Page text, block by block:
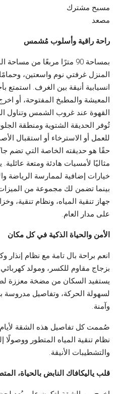
مسبح مشترك
مصعد
راحة راقية وأسلوب مُشمس
بمساحة 90 مترًا مربعًا من
المنزل غرفتي نوم واسعتين، وحمامًا
انسيابية أنيقة بين الغرف. استمتع
المعيشة والمطبخ المفتوحة، أو
القهوة عند غروب الشمس وتناول
تُوفر الحديقة الشتوية ومنطقة
للعمل أو الاسترخاء أو استقبال
حقًا هو حديقته الخاصة التي تضم
مثاليًا لأمسيات هادئة ومتعة
خيارات إضافية لممارسة الرياضة
بينما تضمن لك مجموعة من
جهاز تنقية المياه، ونظام تنقية،
على مدار العام.
الأمن والحياة الذكية في كل مكان
انعم براحة بال تامة مع نظام إنذار
بزجاج مقاوم للكسر، ومولد
يستفيد السكان من مضخة معززة
لسهولة الحركة، وتفاصيل مدروسة
وآمنة.
صُممت كل تفاصيل هذه الشقة
نظام تنقية المياه المتطور ووصولًا
والتشطيبات الأنيقة.
قلب ياليكافاك النابض بالحياة،